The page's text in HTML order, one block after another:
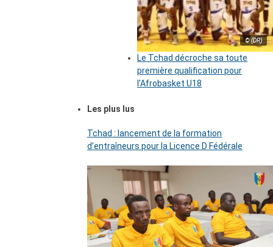
© (DR)
Le Tchad décroche sa toute
première qualification pour
l’Afrobasket U18
Les plus lus
Tchad : lancement de la formation
d’entraîneurs pour la Licence D Fédérale